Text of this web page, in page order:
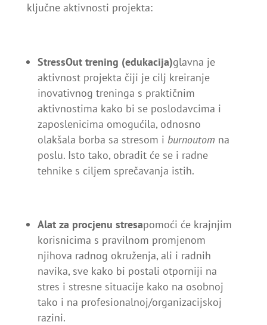
ključne aktivnosti projekta:
StressOut trening (edukacija)glavna je
aktivnost projekta čiji je cilj kreiranje
inovativnog treninga s praktičnim
aktivnostima kako bi se poslodavcima i
zaposlenicima omogućila, odnosno
olakšala borba sa stresom i burnoutom na
poslu. Isto tako, obradit će se i radne
tehnike s ciljem sprečavanja istih.
Alat za procjenu stresapomoći će krajnjim
korisnicima s pravilnom promjenom
njihova radnog okruženja, ali i radnih
navika, sve kako bi postali otporniji na
stres i stresne situacije kako na osobnoj
tako i na profesionalnoj/organizacijskoj
razini.